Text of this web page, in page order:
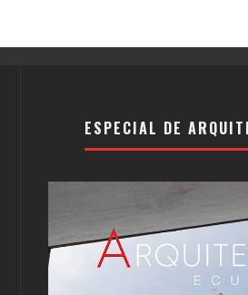
ESPECIAL DE